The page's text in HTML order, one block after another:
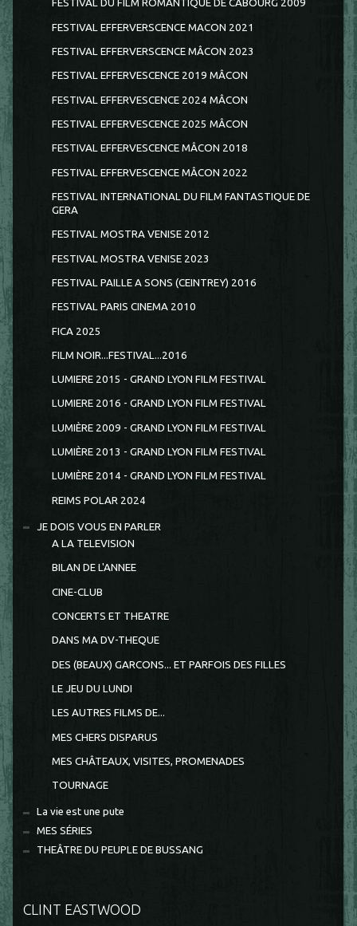
FESTIVAL DU FILM ROMANTIQUE DE CABOURG 2009
FESTIVAL EFFERVERSCENCE MACON 2021
FESTIVAL EFFERVERSCENCE MÂCON 2023
FESTIVAL EFFERVESCENCE 2019 MÂCON
FESTIVAL EFFERVESCENCE 2024 MÂCON
FESTIVAL EFFERVESCENCE 2025 MÂCON
FESTIVAL EFFERVESCENCE MÂCON 2018
FESTIVAL EFFERVESCENCE MÂCON 2022
FESTIVAL INTERNATIONAL DU FILM FANTASTIQUE DE
GERA
FESTIVAL MOSTRA VENISE 2012
FESTIVAL MOSTRA VENISE 2023
FESTIVAL PAILLE A SONS (CEINTREY) 2016
FESTIVAL PARIS CINEMA 2010
FICA 2025
FILM NOIR...FESTIVAL...2016
LUMIERE 2015 - GRAND LYON FILM FESTIVAL
LUMIERE 2016 - GRAND LYON FILM FESTIVAL
LUMIÈRE 2009 - GRAND LYON FILM FESTIVAL
LUMIÈRE 2013 - GRAND LYON FILM FESTIVAL
LUMIÈRE 2014 - GRAND LYON FILM FESTIVAL
REIMS POLAR 2024
JE DOIS VOUS EN PARLER
A LA TELEVISION
BILAN DE L'ANNEE
CINE-CLUB
CONCERTS ET THEATRE
DANS MA DV-THEQUE
DES (BEAUX) GARCONS... ET PARFOIS DES FILLES
LE JEU DU LUNDI
LES AUTRES FILMS DE...
MES CHERS DISPARUS
MES CHÂTEAUX, VISITES, PROMENADES
TOURNAGE
La vie est une pute
MES SÉRIES
THEÂTRE DU PEUPLE DE BUSSANG
CLINT EASTWOOD